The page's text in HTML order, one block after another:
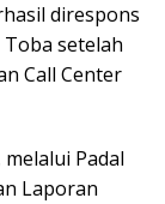
direspons
setelah
Call Center
melalui Padal
Laporan